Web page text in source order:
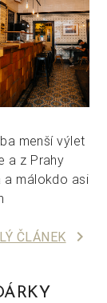
menší výlet
a z Prahy
a málokdo asi
ČLÁNEK keyboard_arrow_right